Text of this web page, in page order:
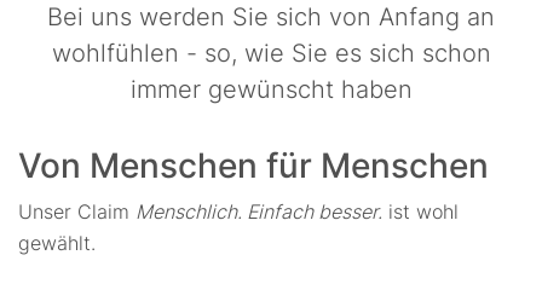
Bei uns werden Sie sich von Anfang an
wohlfühlen - so, wie Sie es sich schon
immer gewünscht haben
Von Menschen für Menschen
Unser Claim Menschlich. Einfach besser. ist wohl
gewählt.